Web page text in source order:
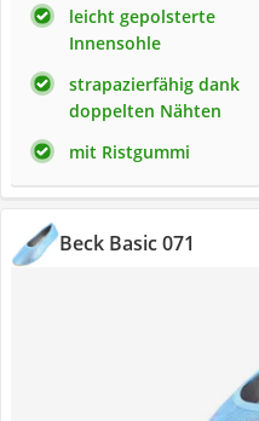
leicht gepolsterte
Innensohle
strapazierfähig dank
doppelten Nähten
mit Ristgummi
Beck Basic 071